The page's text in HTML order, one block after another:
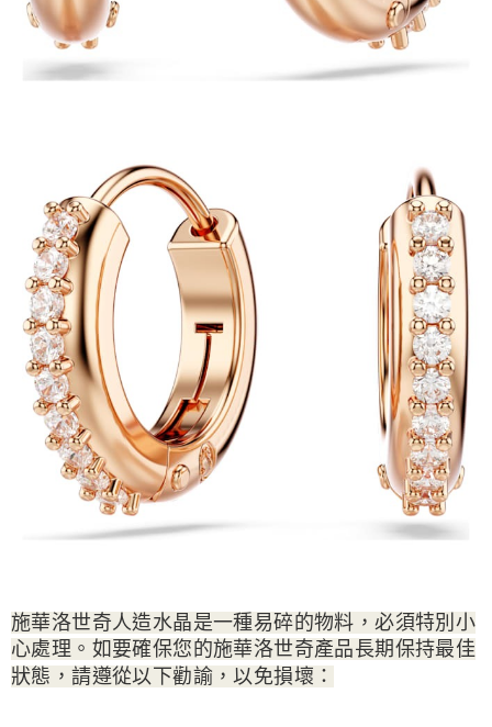
施華洛世奇人造水晶是一種易碎的物料，必須特別小
心處理。如要確保您的施華洛世奇產品長期保持最佳
狀態，請遵從以下勸諭，以免損壞：